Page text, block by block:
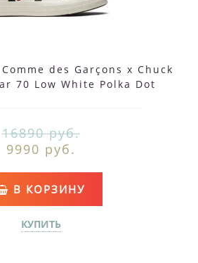
des Garçons x Chuck
70 Low White Polka Dot
16890 руб.
9990 руб.
В КОРЗИНУ
КУПИТЬ